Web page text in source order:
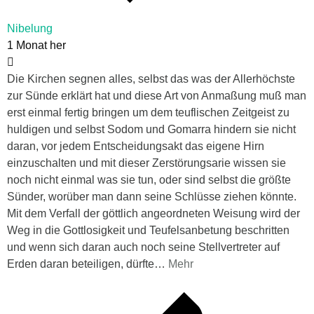
Nibelung
1 Monat her
Die Kirchen segnen alles, selbst das was der Allerhöchste
zur Sünde erklärt hat und diese Art von Anmaßung muß man
erst einmal fertig bringen um dem teuflischen Zeitgeist zu
huldigen und selbst Sodom und Gomarra hindern sie nicht
daran, vor jedem Entscheidungsakt das eigene Hirn
einzuschalten und mit dieser Zerstörungsarie wissen sie
noch nicht einmal was sie tun, oder sind selbst die größte
Sünder, worüber man dann seine Schlüsse ziehen könnte.
Mit dem Verfall der göttlich angeordneten Weisung wird der
Weg in die Gottlosigkeit und Teufelsanbetung beschritten
und wenn sich daran auch noch seine Stellvertreter auf
Erden daran beteiligen, dürfte… Mehr